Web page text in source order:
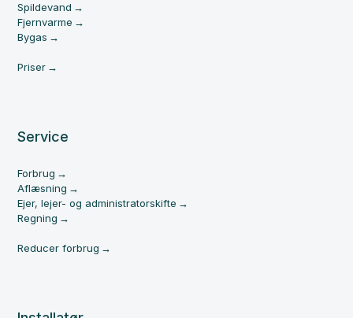
Spildevand
Fjernvarme
Bygas
Priser
Service
Forbrug
Aflæsning
Ejer, lejer- og administratorskifte
Regning
Reducer forbrug